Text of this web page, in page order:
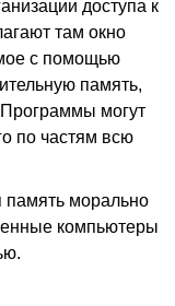
доступа к
там окно
с помощью
память,
могут
по частям всю
память морально
компьютеры